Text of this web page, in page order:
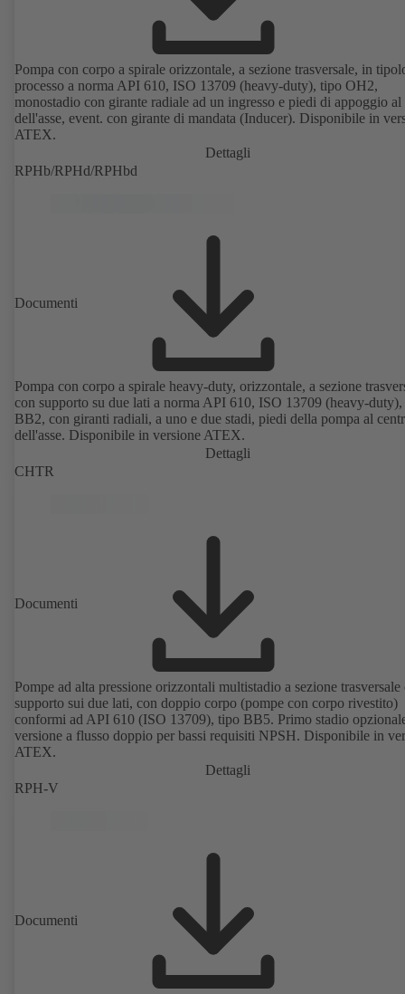
Pompa con corpo a spirale orizzontale, a sezione trasversale, in
processo a norma API 610, ISO 13709 (heavy-duty), tipo OH2,
monostadio con girante radiale ad un ingresso e piedi di appoggio al
dell'asse, event. con girante di mandata (Inducer). Disponibile in
ATEX.
Dettagli
RPHb/RPHd/RPHbd
Documenti
Pompa con corpo a spirale heavy-duty, orizzontale, a sezione
con supporto su due lati a norma API 610, ISO 13709 (heavy-
BB2, con giranti radiali, a uno e due stadi, piedi della pompa al
dell'asse. Disponibile in versione ATEX.
Dettagli
CHTR
Documenti
Pompe ad alta pressione orizzontali multistadio a sezione trasversale
supporto sui due lati, con doppio corpo (pompe con corpo rivestito)
conformi ad API 610 (ISO 13709), tipo BB5. Primo stadio
versione a flusso doppio per bassi requisiti NPSH. Disponibile in
ATEX.
Dettagli
RPH-V
Documenti